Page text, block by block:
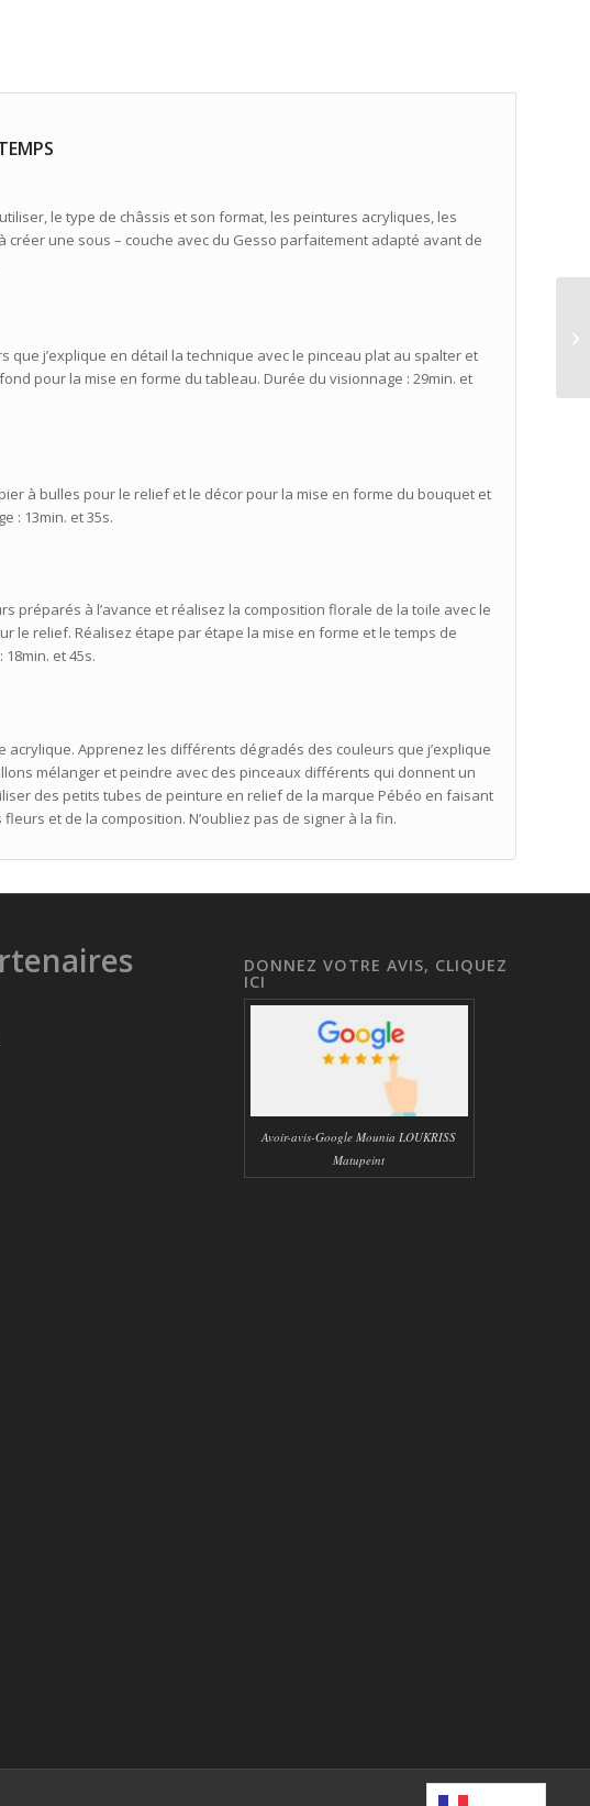
le type de châssis et son format, les peintures acryliques, les
créer une sous – couche avec du Gesso parfaitement adapté avant de
j’explique en détail la technique avec le pinceau plat au spalter et
pour la mise en forme du tableau. Durée du visionnage : 29min. et
à bulles pour le relief et le décor pour la mise en forme du bouquet et
: 13min. et 35s.
préparés à l’avance et réalisez la composition florale de la toile avec le
le relief. Réalisez étape par étape la mise en forme et le temps de
et 45s.
Apprenez les différents dégradés des couleurs que j’explique
mélanger et peindre avec des pinceaux différents qui donnent un
des petits tubes de peinture en relief de la marque Pébéo en faisant
et de la composition. N’oubliez pas de signer à la fin.
DONNEZ VOTRE AVIS, CLIQUEZ
ICI
Avoir-avis-Google Mounia LOUKRISS
Matupeint